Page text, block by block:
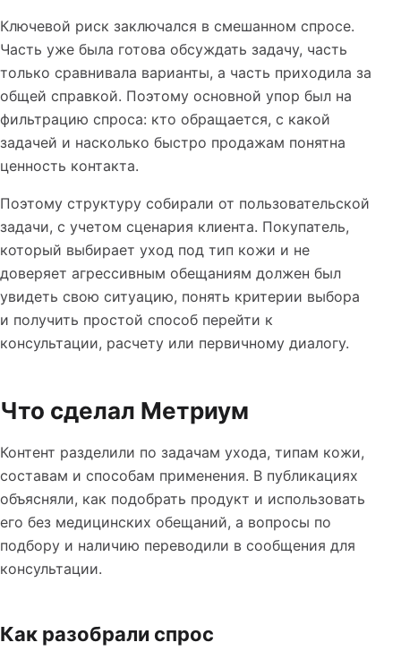
Ключевой риск заключался в смешанном спросе.
Часть уже была готова обсуждать задачу, часть
только сравнивала варианты, а часть приходила за
общей справкой. Поэтому основной упор был на
фильтрацию спроса: кто обращается, с какой
задачей и насколько быстро продажам понятна
ценность контакта.
Поэтому структуру собирали от пользовательской
задачи, с учетом сценария клиента. Покупатель,
который выбирает уход под тип кожи и не
доверяет агрессивным обещаниям должен был
увидеть свою ситуацию, понять критерии выбора
и получить простой способ перейти к
консультации, расчету или первичному диалогу.
Что сделал Метриум
Контент разделили по задачам ухода, типам кожи,
составам и способам применения. В публикациях
объясняли, как подобрать продукт и использовать
его без медицинских обещаний, а вопросы по
подбору и наличию переводили в сообщения для
консультации.
Как разобрали спрос